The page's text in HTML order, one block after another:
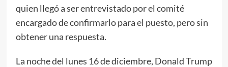
quien llegó a ser entrevistado por el comité
encargado de confirmarlo para el puesto, pero sin
obtener una respuesta.
La noche del lunes 16 de diciembre, Donald Trump